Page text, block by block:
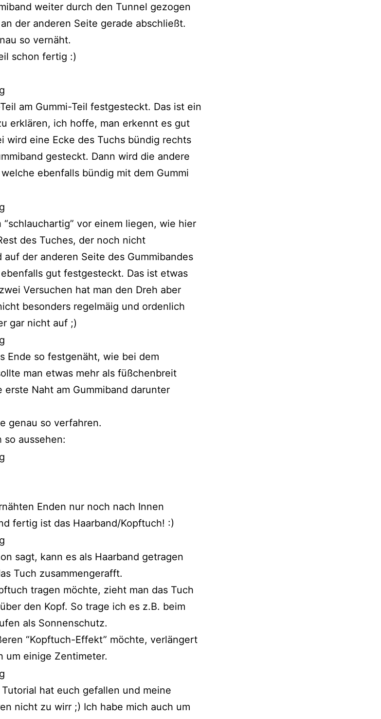
weiter durch den Tunnel gezogen
der anderen Seite gerade abschließt.
so vernäht.
schon fertig :)
am Gummi-Teil festgesteckt. Das ist ein
erklären, ich hoffe, man erkennt es gut
wird eine Ecke des Tuchs bündig rechts
gesteckt. Dann wird die andere
ebenfalls bündig mit dem Gummi
vor einem liegen, wie hier
des Tuches, der noch nicht
der anderen Seite des Gummibandes
gut festgesteckt. Das ist etwas
Versuchen hat man den Dreh aber
besonders regelmäig und ordenlich
gar nicht auf ;)
Ende so festgenäht, wie bei dem
man etwas mehr als füßchenbreit
erste Naht am Gummiband darunter
genau so verfahren.
so aussehen:
Enden nur noch nach Innen
fertig ist das Haarband/Kopftuch! :)
sagt, kann es als Haarband getragen
Tuch zusammengerafft.
tragen möchte, zieht man das Tuch
den Kopf. So trage ich es z.B. beim
als Sonnenschutz.
“Kopftuch-Effekt” möchte, verlängert
um einige Zentimeter.
hat euch gefallen und meine
nicht zu wirr ;) Ich habe mich auch um